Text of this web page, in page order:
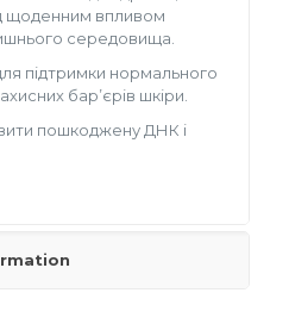
щоденним впливом
середовища.
підтримки нормального
бар’єрів шкіри.
пошкоджену ДНК і